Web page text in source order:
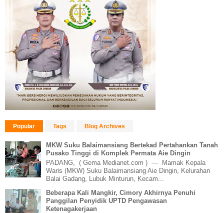
Popular Tags Blog Archives
MKW Suku Balaimansiang Bertekad Pertahankan Tanah
Pusako Tinggi di Komplek Permata Aie Dingin
PADANG, ( Gema Medianet.com ) — Mamak Kepala
Waris (MKW) Suku Balaimansiang Aie Dingin, Kelurahan
Balai Gadang, Lubuk Minturun, Kecam...
Beberapa Kali Mangkir, Cimory Akhirnya Penuhi
Panggilan Penyidik UPTD Pengawasan
Ketenagakerjaan